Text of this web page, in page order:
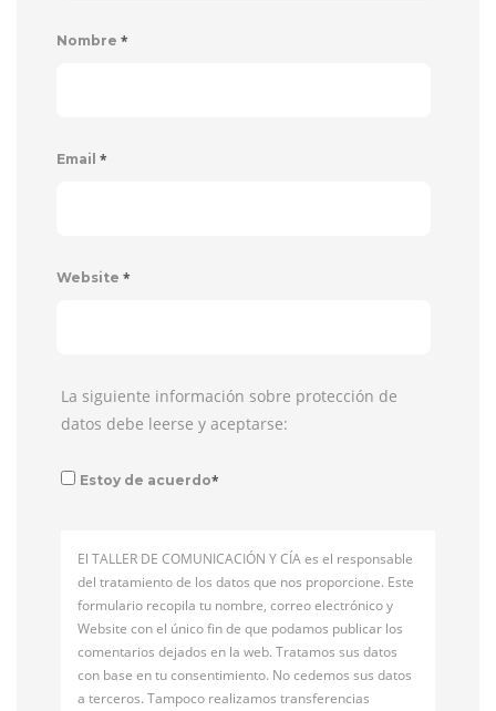
Nombre *
Email *
Website *
La siguiente información sobre protección de
datos debe leerse y aceptarse:
Estoy de acuerdo*
El TALLER DE COMUNICACIÓN Y CÍA es el responsable
del tratamiento de los datos que nos proporcione. Este
formulario recopila tu nombre, correo electrónico y
Website con el único fin de que podamos publicar los
comentarios dejados en la web. Tratamos sus datos
con base en tu consentimiento. No cedemos sus datos
a terceros. Tampoco realizamos transferencias